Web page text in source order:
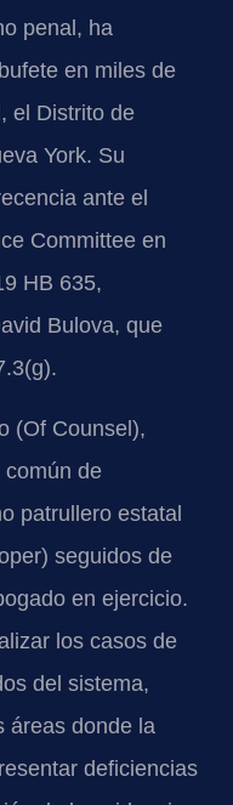
penal, ha
en miles de
el Distrito de
York. Su
ante el
Committee en
HB 635,
Bulova, que
(Of Counsel),
común de
patrullero estatal
seguidos de
en ejercicio.
los casos de
del sistema,
áreas donde la
deficiencias